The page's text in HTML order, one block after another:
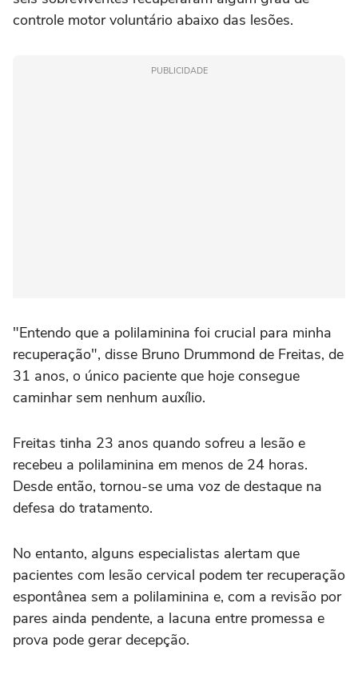
controle motor voluntário abaixo das lesões.
PUBLICIDADE
"Entendo que a polilaminina foi crucial para minha
recuperação", disse Bruno Drummond de Freitas, de
31 anos, o único paciente que hoje consegue
caminhar sem nenhum auxílio.
Freitas tinha 23 anos quando sofreu a lesão e
recebeu a polilaminina em menos de 24 horas.
Desde então, tornou-se uma voz de destaque na
defesa do tratamento.
No entanto, alguns especialistas alertam que
pacientes com lesão cervical podem ter recuperação
espontânea sem a polilaminina e, com a revisão ⁠por
pares ainda pendente, a lacuna entre promessa e
prova pode gerar decepção.